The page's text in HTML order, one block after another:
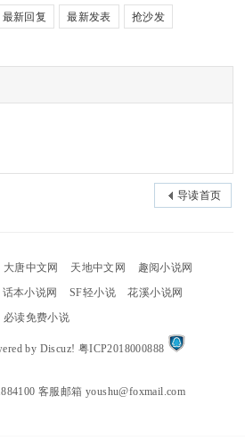
最新回复 最新发表 抢沙发
导读首页
大唐中文网 天地中文网
趣阅小说网
话本小说网 SF轻小说
花溪小说网
必读免费小说
by Discuz! 粤ICP2018000888
客服邮箱 youshu@foxmail.com